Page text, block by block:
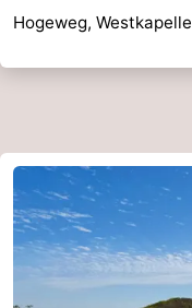
Hogeweg, Westkapelle